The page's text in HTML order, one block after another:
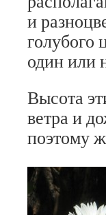
и
голубого
один или
Высота
ветра и
поэтому